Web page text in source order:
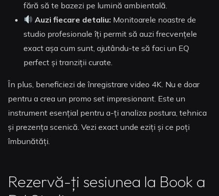
fără să te bazezi pe lumină ambientală.
Auzi fiecare detaliu: Monitoarele noastre de
studio profesionale îți permit să auzi frecvențele
exact așa cum sunt, ajutându-te să faci un EQ
perfect și tranziții curate.
În plus, beneficiezi de înregistrare video 4K. Nu e doar
pentru a crea un promo set impresionant. Este un
instrument esențial pentru a-ți analiza postura, tehnica
și prezența scenică. Vezi exact unde eziți și ce poți
îmbunătăți.
Rezervă-ți sesiunea la Book a